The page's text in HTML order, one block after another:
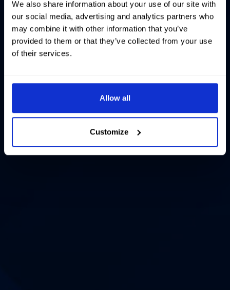
We also share information about your use of our site with
our social media, advertising and analytics partners who
may combine it with other information that you’ve
provided to them or that they’ve collected from your use
of their services.
Allow all
Customize